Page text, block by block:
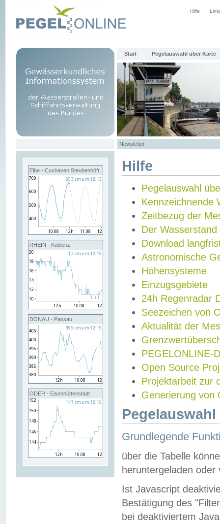
Hilfe
Start Pegelauswahl über Karte
Newsletter
Elbe - Cuxhaven Steubenhöft
RHEIN - Koblenz
DONAU - Passau
ODER - Eisenhüttenstadt
Hilfe
Pegelauswahl
Kennzeichnende
Zeitbezug der
Der Wasserstand
Download
Astronomische
Höhensysteme
Einzugsgebiete
24h Regenradar
Seezeichen von
Aktualität der
PEGELONLINE-
Open Source
Projektarbeit zur
Generierung von
Grundlegende
über die Tabelle
heruntergeladen oder
Ist Javascript
Bestätigung des
bei deaktiviertem